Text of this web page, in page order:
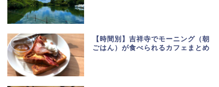
【時間別】吉祥寺でモーニング（朝
ごはん）が食べられるカフェまとめ